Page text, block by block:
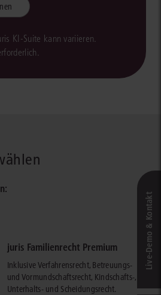
KI-Suite kann variieren.
juris Familienrecht Premium
Inklusive Verfahrensrecht, Betreuungs-
und Vormundschaftsrecht, Kindschafts-,
Unterhalts- und Scheidungsrecht.
Live‑Demo & Kontakt